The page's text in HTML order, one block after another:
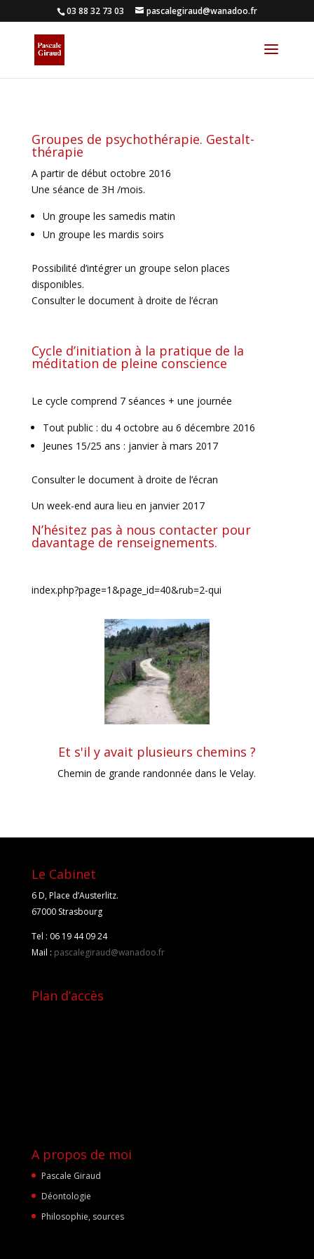
03 88 32 73 03 pascalegiraud@wanadoo.fr
Groupes de psychothérapie. Gestalt-
thérapie
A partir de début octobre 2016
Une séance de 3H /mois.
Un groupe les samedis matin
Un groupe les mardis soirs
Possibilité d’intégrer un groupe selon places
disponibles.
Consulter le document à droite de l’écran
Cycle d’initiation à la pratique de la
méditation de pleine conscience
Le cycle comprend 7 séances + une journée
Tout public : du 4 octobre au 6 décembre 2016
Jeunes 15/25 ans : janvier à mars 2017
Consulter le document à droite de l’écran
Un week-end aura lieu en janvier 2017
N’hésitez pas à nous contacter pour
davantage de renseignements.
index.php?page=1&page_id=40&rub=2-qui
Et s'il y avait plusieurs chemins ?
Chemin de grande randonnée dans le Velay.
Le Cabinet
6 D, Place d’Austerlitz.
67000 Strasbourg
Tel : 06 19 44 09 24
Mail : pascalegiraud@wanadoo.fr
Plan d’accès
A propos de moi
Pascale Giraud
Déontologie
Philosophie, sources